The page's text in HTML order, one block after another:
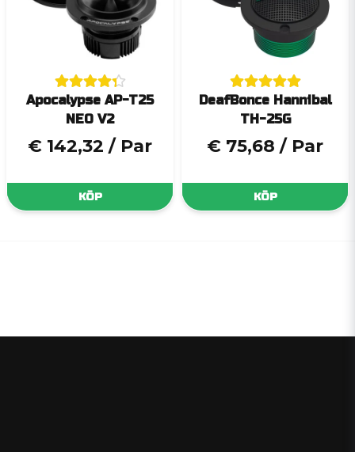
Apocalypse AP-T25
NEO V2
€ 142,32 / Par
KÖP
DeafBonce Hannibal
TH-25G
€ 75,68 / Par
KÖP